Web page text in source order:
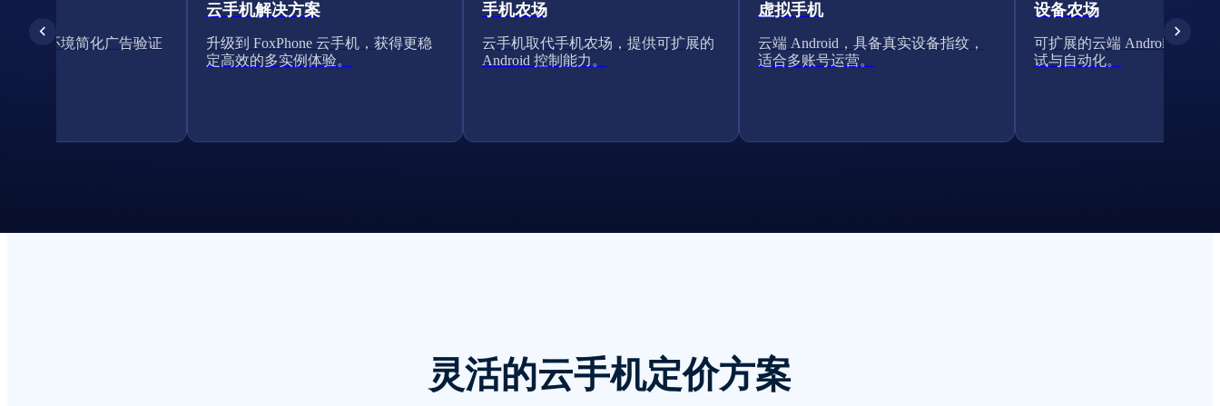
手机环境简化广告验证
云手机解决方案
升级到 FoxPhone 云手机，获得更稳
定高效的多实例体验。
手机农场
云手机取代手机农场，提供可扩展的
Android 控制能力。
虚拟手机
云端 Android，具备真实设备指纹，
适合多账号运营。
设备农场
可扩展的云端 Android 集群
试与自动化。
灵活的云手机定价方案